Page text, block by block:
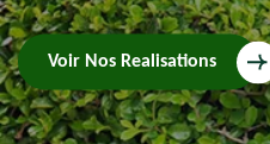
Voir Nos Realisations